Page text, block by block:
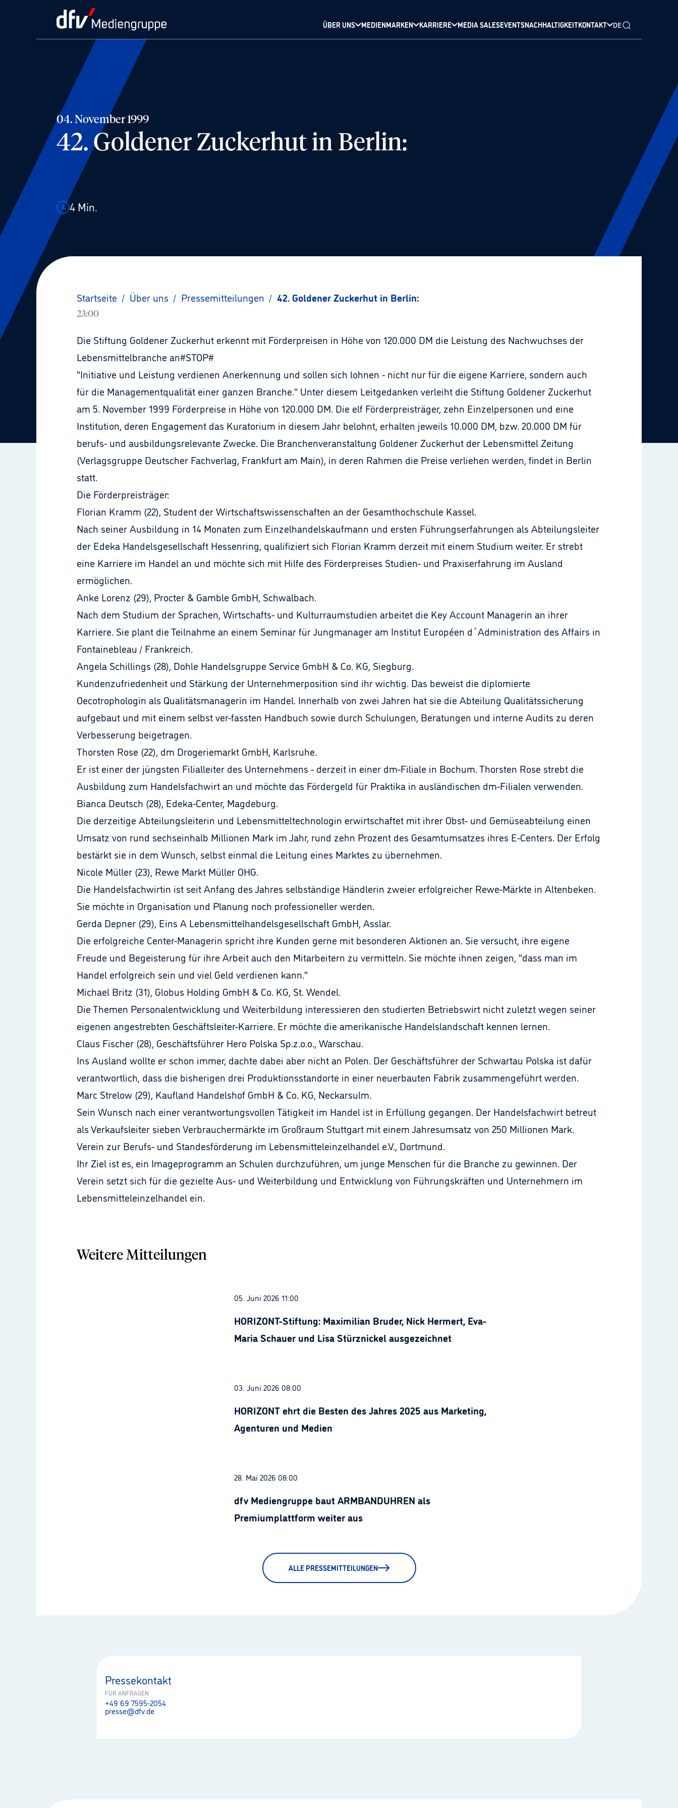
ÜBER UNS MEDIENMARKEN KARRIERE MEDIA SALESEVENTSNACHHALTIGKEITKONTAKT DE
04. November 1999
42. Goldener Zuckerhut in Berlin:
4 Min.
Startseite / Über uns / Pressemitteilungen / 42. Goldener Zuckerhut in Berlin:
23:00
Die Stiftung Goldener Zuckerhut erkennt mit Förderpreisen in Höhe von 120.000 DM die Leistung des Nachwuchses der
Lebensmittelbranche an#STOP#
"Initiative und Leistung verdienen Anerkennung und sollen sich lohnen - nicht nur für die eigene Karriere, sondern auch
für die Managementqualität einer ganzen Branche." Unter diesem Leitgedanken verleiht die Stiftung Goldener Zuckerhut
am 5. November 1999 Förderpreise in Höhe von 120.000 DM. Die elf Förderpreisträger, zehn Einzelpersonen und eine
Institution, deren Engagement das Kuratorium in diesem Jahr belohnt, erhalten jeweils 10.000 DM, bzw. 20.000 DM für
berufs- und ausbildungsrelevante Zwecke. Die Branchenveranstaltung Goldener Zuckerhut der Lebensmittel Zeitung
(Verlagsgruppe Deutscher Fachverlag, Frankfurt am Main), in deren Rahmen die Preise verliehen werden, findet in Berlin
statt.
Die Förderpreisträger:
Florian Kramm (22), Student der Wirtschaftswissenschaften an der Gesamthochschule Kassel.
Nach seiner Ausbildung in 14 Monaten zum Einzelhandelskaufmann und ersten Führungserfahrungen als Abteilungsleiter
der Edeka Handelsgesellschaft Hessenring, qualifiziert sich Florian Kramm derzeit mit einem Studium weiter. Er strebt
eine Karriere im Handel an und möchte sich mit Hilfe des Förderpreises Studien- und Praxiserfahrung im Ausland
ermöglichen.
Anke Lorenz (29), Procter & Gamble GmbH, Schwalbach.
Nach dem Studium der Sprachen, Wirtschafts- und Kulturraumstudien arbeitet die Key Account Managerin an ihrer
Karriere. Sie plant die Teilnahme an einem Seminar für Jungmanager am Institut Européen d´Administration des Affairs in
Fontainebleau / Frankreich.
Angela Schillings (28), Dohle Handelsgruppe Service GmbH & Co. KG, Siegburg.
Kundenzufriedenheit und Stärkung der Unternehmerposition sind ihr wichtig. Das beweist die diplomierte
Oecotrophologin als Qualitätsmanagerin im Handel. Innerhalb von zwei Jahren hat sie die Abteilung Qualitätssicherung
aufgebaut und mit einem selbst ver-fassten Handbuch sowie durch Schulungen, Beratungen und interne Audits zu deren
Verbesserung beigetragen.
Thorsten Rose (22), dm Drogeriemarkt GmbH, Karlsruhe.
Er ist einer der jüngsten Filialleiter des Unternehmens - derzeit in einer dm-Filiale in Bochum. Thorsten Rose strebt die
Ausbildung zum Handelsfachwirt an und möchte das Fördergeld für Praktika in ausländischen dm-Filialen verwenden.
Bianca Deutsch (28), Edeka-Center, Magdeburg.
Die derzeitige Abteilungsleiterin und Lebensmitteltechnologin erwirtschaftet mit ihrer Obst- und Gemüseabteilung einen
Umsatz von rund sechseinhalb Millionen Mark im Jahr, rund zehn Prozent des Gesamtumsatzes ihres E-Centers. Der Erfolg
bestärkt sie in dem Wunsch, selbst einmal die Leitung eines Marktes zu übernehmen.
Nicole Müller (23), Rewe Markt Müller OHG.
Die Handelsfachwirtin ist seit Anfang des Jahres selbständige Händlerin zweier erfolgreicher Rewe-Märkte in Altenbeken.
Sie möchte in Organisation und Planung noch professioneller werden.
Gerda Depner (29), Eins A Lebensmittelhandelsgesellschaft GmbH, Asslar.
Die erfolgreiche Center-Managerin spricht ihre Kunden gerne mit besonderen Aktionen an. Sie versucht, ihre eigene
Freude und Begeisterung für ihre Arbeit auch den Mitarbeitern zu vermitteln. Sie möchte ihnen zeigen, "dass man im
Handel erfolgreich sein und viel Geld verdienen kann."
Michael Britz (31), Globus Holding GmbH & Co. KG, St. Wendel.
Die Themen Personalentwicklung und Weiterbildung interessieren den studierten Betriebswirt nicht zuletzt wegen seiner
eigenen angestrebten Geschäftsleiter-Karriere. Er möchte die amerikanische Handelslandschaft kennen lernen.
Claus Fischer (28), Geschäftsführer Hero Polska Sp.z.o.o., Warschau.
Ins Ausland wollte er schon immer, dachte dabei aber nicht an Polen. Der Geschäftsführer der Schwartau Polska ist dafür
verantwortlich, dass die bisherigen drei Produktionsstandorte in einer neuerbauten Fabrik zusammengeführt werden.
Marc Strelow (29), Kaufland Handelshof GmbH & Co. KG, Neckarsulm.
Sein Wunsch nach einer verantwortungsvollen Tätigkeit im Handel ist in Erfüllung gegangen. Der Handelsfachwirt betreut
als Verkaufsleiter sieben Verbrauchermärkte im Großraum Stuttgart mit einem Jahresumsatz von 250 Millionen Mark.
Verein zur Berufs- und Standesförderung im Lebensmitteleinzelhandel e.V., Dortmund.
Ihr Ziel ist es, ein Imageprogramm an Schulen durchzuführen, um junge Menschen für die Branche zu gewinnen. Der
Verein setzt sich für die gezielte Aus- und Weiterbildung und Entwicklung von Führungskräften und Unternehmern im
Lebensmitteleinzelhandel ein.
Weitere Mitteilungen
05. Juni 2026 11:00
HORIZONT-Stiftung: Maximilian Bruder, Nick Hermert, Eva-
Maria Schauer und Lisa Stürznickel ausgezeichnet
03. Juni 2026 08:00
HORIZONT ehrt die Besten des Jahres 2025 aus Marketing,
Agenturen und Medien
28. Mai 2026 08:00
dfv Mediengruppe baut ARMBANDUHREN als
Premiumplattform weiter aus
ALLE PRESSEMITTEILUNGEN
Pressekontakt
FÜR ANFRAGEN
+49 69 7595-2054
presse@dfv.de